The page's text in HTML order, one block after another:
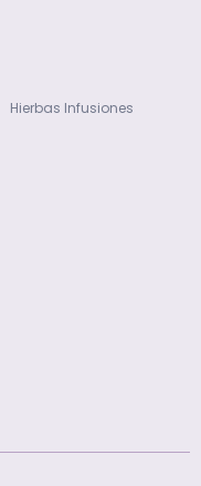
Hierbas Infusiones